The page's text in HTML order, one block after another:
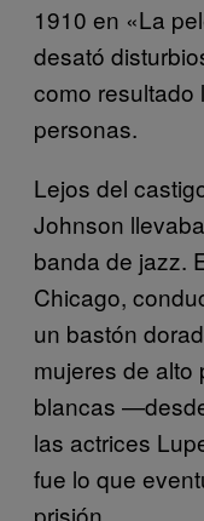
1910 en «La
desató
como resultado
personas.
Lejos del
Johnson
banda de jazz.
Chicago,
un bastón
mujeres de alto
blancas
las actrices
fue lo que
prisión.